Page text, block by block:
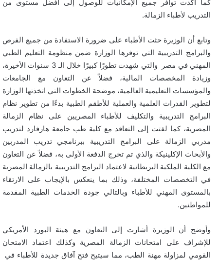
كما أكدت توافر جميع الإمكانيات للوصول إلى أفضل مستوى من
التدريب لأطباء الزمالة.
وتابع أن الوزيرة حثت الأطباء على ضرورة الاستفادة من جميع الفرص
والبرامج التدريبية التي توفرها الوزارة ضمن منظومة التعليم الطبي
المهني في مصر والتي شهدت تطورًا كبيرًا خلال الـ 3 سنوات الأخيرة،
وزيادة المخصصات المالية، فضلاً عن التعاون مع الجامعات
والمؤسسات التعليمية العالمية، موضحة الخطوات التي اتخذتها الوزارة
لتطوير القدرات العلمية والعملية للأطقم الطبية بدءًا من تطوير نظام
البرامج التدريبية والتكليف للأطباء المصريين على نظام الزمالة
المصرية، كما لفتت إلى التعاقد مع كلية طب جامعة هارفارد لتدريب
مدربي الزمالة على البرامج التدريبية ببرنامجي تدريب المدربين
والأبحاث الإكلينيكة والذي تم تخرج الدفعة الأولى به، فضلاً عن التعاون
مع الكلية الملكية البريطانية لاعتماد البرامج التدريبية بالزمالة المصرية
في التخصصات المختلفة، وذلك ‏بما ينعكس بالإيجاب على الارتقاء
بالمستوى المهني للأطباء وبالتالي جودة الخدمات الطبية المقدمة
للمواطنين.
وأوضح أن الوزيرة أشارت إلى التعاون مع هيئة البورد الأمريكي
للإشراف على امتحانات الزمالة المصرية وكذلك اعتماد الامتحان
القومي لمزاولة مهنة الطب، مما سيتيح فتح آفاق جديدة للأطباء في